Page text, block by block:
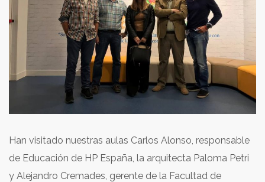
Han visitado nuestras aulas Carlos Alonso, responsable
de Educación de HP España, la arquitecta Paloma Petri
y Alejandro Cremades, gerente de la Facultad de